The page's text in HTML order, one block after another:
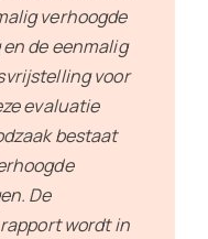
verhoogde
de eenmalig
voor
evaluatie
bestaat
De
wordt in